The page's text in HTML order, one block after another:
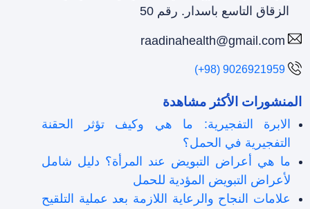
الزقاق التاسع باسدار. رقم 50
raadinahealth@gmail.com
(+98) 9026921959
المنشورات الأكثر مشاهدة
الابرة التفجيرية: ما هي وكيف تؤثر الحقنة
التفجيرية في الحمل؟
ما هي أعراض التبويض عند المرأة؟ دليل شامل
لأعراض التبويض المؤدية للحمل
علامات النجاح والرعاية اللازمة بعد عملية التلقیح